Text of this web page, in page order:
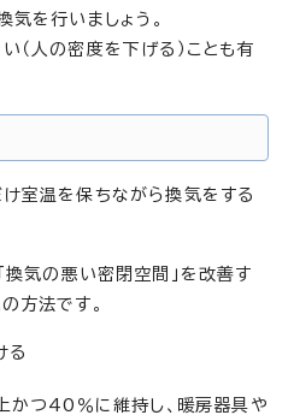
気を行いましょう。
（人の密度を下げる）ことも有
室温を保ちながら換気をする
換気の悪い密閉空間」を改善す
方法です。
る
つ40％に維持し、暖房器具や